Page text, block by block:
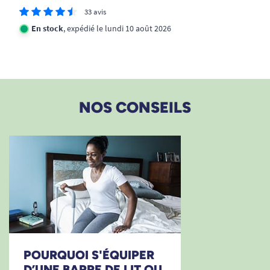
33 avis
En stock, expédié le lundi 10 août 2026
NOS CONSEILS
POURQUOI S'ÉQUIPER